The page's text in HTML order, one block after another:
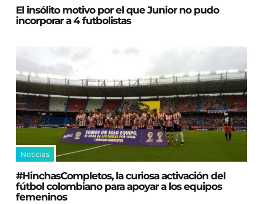
El insólito motivo por el que Junior no pudo
incorporar a 4 futbolistas
Noticias
#HinchasCompletos, la curiosa activación del
fútbol colombiano para apoyar a los equipos
femeninos